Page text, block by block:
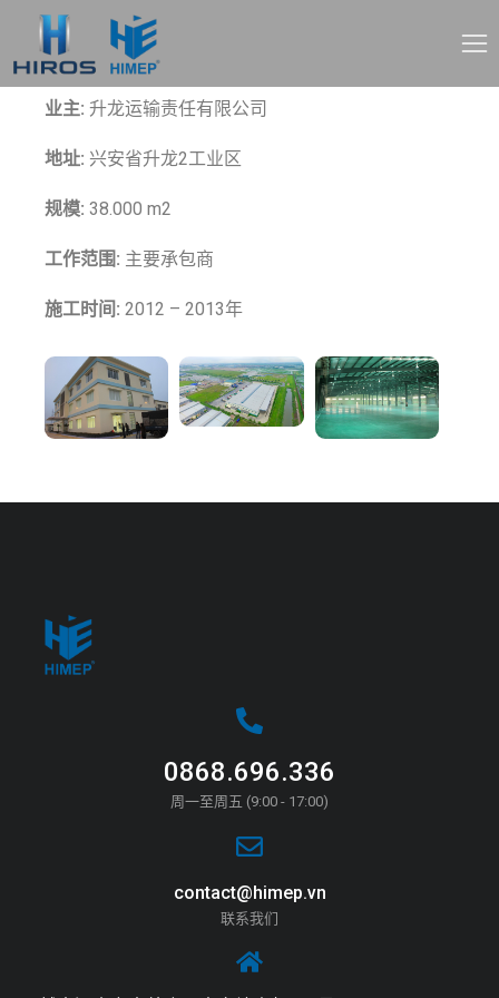
项目名称:Thang Long运输中心
业主: 升龙运输责任有限公司
地址: 兴安省升龙2工业区
规模: 38.000 m2
工作范围: 主要承包商
施工时间: 2012 – 2013年
0868.696.336
周一至周五 (9:00 - 17:00)
contact@himep.vn
联系我们